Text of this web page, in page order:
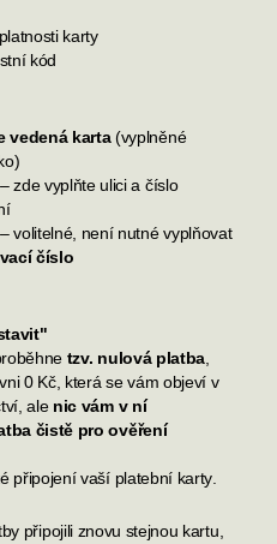
karty
kód
vedená karta(vyplněné
zde vyplňte ulici a číslo
– volitelné, není nutné vyplňovat
číslo
tzv. nulová platba
0 Kč, která se vám objeví v
ale nic vám v ní
čistě pro ověření
připojení vaší platební karty
připojili znovu stejnou kartu,